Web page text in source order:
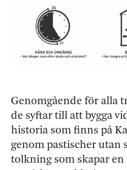
Genomgående för alla
de syftar till att bygga
historia som finns på
genom pastischer utan
tolkning som skapar